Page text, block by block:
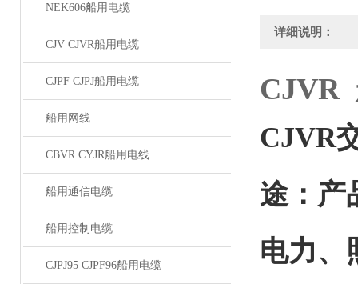
NEK606船用电缆
CJV CJVR船用电缆
CJPF CJPJ船用电缆
船用网线
CBVR CYJR船用电线
船用通信电缆
船用控制电缆
CJPJ95 CJPF96船用电缆
详细说明：
CJVR
CJVR
途：产
电力、